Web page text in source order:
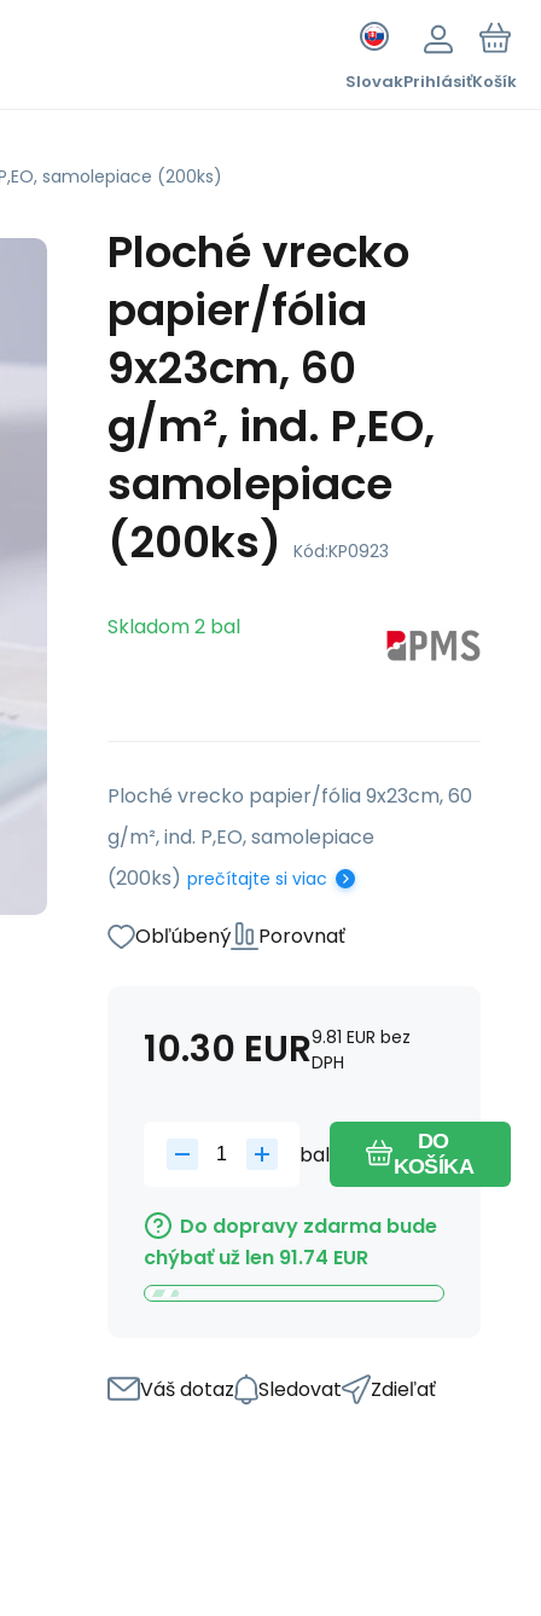
SlovakPrihlásiťKošík
samolepiace (200ks)
Ploché vrecko
papier/fólia
9x23cm, 60
g/m², ind. P,EO,
samolepiace
(200ks)
Kód:KP0923
Skladom2 bal
Ploché vrecko papier/fólia 9x23cm, 60
g/m², ind. P,EO, samolepiace
(200ks) prečítajte si viac
Obľúbený Porovnať
10.30 EUR9.81 EUR bez
DPH
bal
DO
KOŠÍKA
Do dopravy zdarma bude
chýbať už len 91.74 EUR
Váš dotaz Sledovat Zdieľať